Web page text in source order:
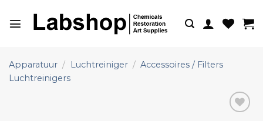
naar
Apparatuur / Luchtreiniger / Accessoires / Filters
Luchtreinigers